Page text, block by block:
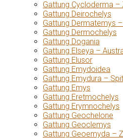
Gattung Cycloderma –
Gattung Deirochelys
Gattung Dermatemys
Gattung Dermochelys
Gattung Dogania
Gattung Elseya –
Gattung Elusor
Gattung Emydoidea
Gattung Emydura –
Gattung Emys
Gattung Eretmochelys
Gattung Erymnochelys
Gattung Geochelone
Gattung Geoclemys
Gattung Geoemyda –